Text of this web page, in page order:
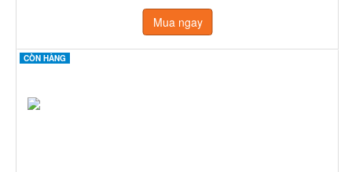
Mua ngay
CÒN HÀNG